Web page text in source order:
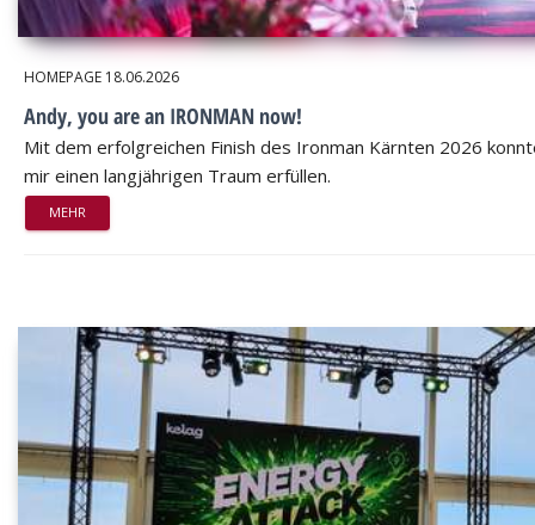
HOMEPAGE 18.06.2026
Andy, you are an IRONMAN now!
Mit dem erfolgreichen Finish des Ironman Kärnten 2026
mir einen langjährigen Traum erfüllen.
MEHR